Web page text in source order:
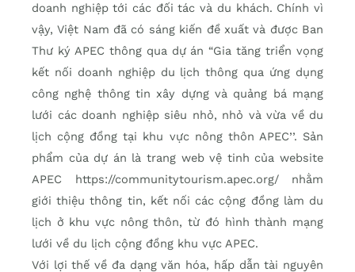
doanh nghiệp tới các đối tác và du khách. Chính vì
vậy, Việt Nam đã có sáng kiến đề xuất và được Ban
Thư ký APEC thông qua dự án “Gia tăng triển vọng
kết nối doanh nghiệp du lịch thông qua ứng dụng
công nghệ thông tin xây dựng và quảng bá mạng
lưới các doanh nghiệp siêu nhỏ, nhỏ và vừa về du
lịch cộng đồng tại khu vực nông thôn APEC’’. Sản
phẩm của dự án là trang web vệ tinh của website
APEC https://communitytourism.apec.org/ nhằm
giới thiệu thông tin, kết nối các cộng đồng làm du
lịch ở khu vực nông thôn, từ đó hình thành mạng
lưới về du lịch cộng đồng khu vực APEC.
Với lợi thế về đa dạng văn hóa, hấp dẫn tài nguyên